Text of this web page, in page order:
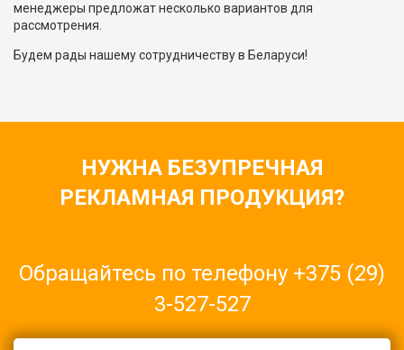
менеджеры предложат несколько вариантов для
рассмотрения.
Будем рады нашему сотрудничеству в Беларуси!
НУЖНА БЕЗУПРЕЧНАЯ
РЕКЛАМНАЯ ПРОДУКЦИЯ?
Обращайтесь по телефону +375 (29)
3-527-527